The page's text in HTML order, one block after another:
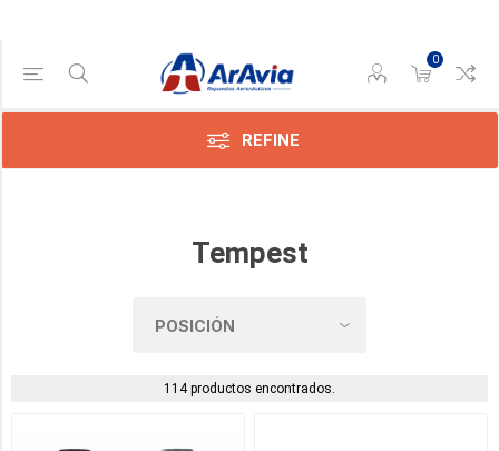
0
REFINE
Tempest
114 productos encontrados.
Categoría
Adaptadores